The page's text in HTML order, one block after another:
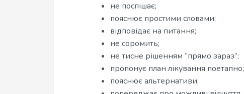
не поспішає;
пояснює простими словами;
відповідає на питання;
не соромить;
не тисне рішенням “прямо зараз”;
пропонує план лікування поетапно;
пояснює альтернативи;